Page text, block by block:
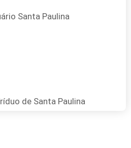
Santa Paulina
de Santa Paulina